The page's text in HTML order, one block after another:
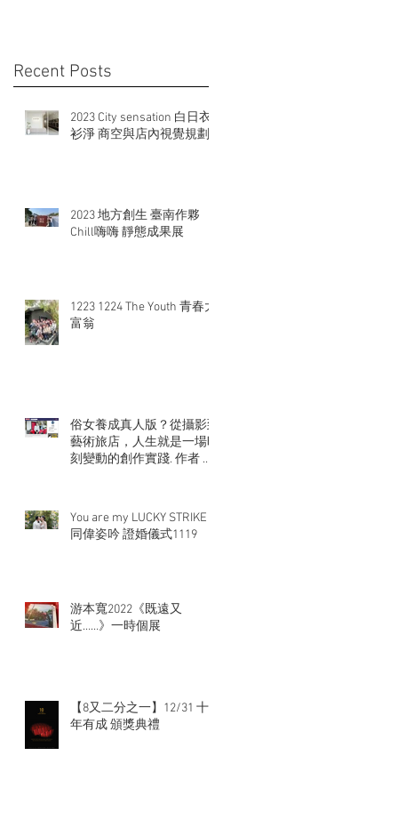
Recent Posts
2023 City sensation 白日衣
衫淨 商空與店內視覺規劃
2023 地方創生 臺南作夥
Chill嗨嗨 靜態成果展
1223 1224 The Youth 青春大
富翁
俗女養成真人版？從攝影到
藝術旅店，人生就是一場時
刻變動的創作實踐. 作者 張
You are my LUCKY STRIKE
同偉姿吟 證婚儀式1119
游本寬2022《既遠又
近……》一時個展
【8又二分之一】12/31 十
年有成 頒獎典禮